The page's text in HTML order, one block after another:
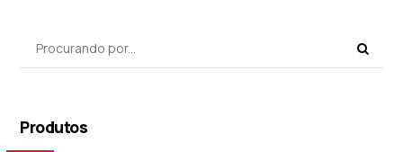
Produtos